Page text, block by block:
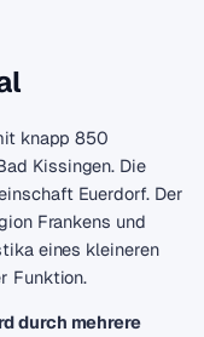
knapp 850
Kissingen. Die
Euerdorf. Der
Frankens und
eines kleineren
Funktion.
durch mehrere